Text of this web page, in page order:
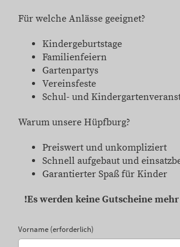
Für welche Anlässe geeignet?
Kindergeburtstage
Familienfeiern
Gartenpartys
Vereinsfeste
Schul- und
Warum unsere Hüpfburg?
Preiswert und unkompliziert
Schnell aufgebaut und
Garantierter Spaß für Kinder
!Es werden keine Gutscheine
Vorname (erforderlich)